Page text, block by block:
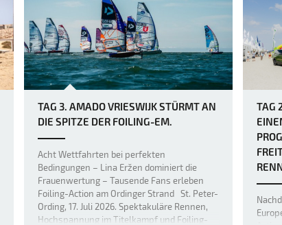
Bereich möglich ist. Bereits gestern war das
Niveau unglaublich hoch, doch über Na…
TAG 3. AMADO VRIESWIJK STÜRMT AN
DIE SPITZE DER FOILING-EM.
Acht Wettfahrten bei perfekten
Bedingungen – Lina Eržen dominiert die
Frauenwertung – Tausende Fans erleben
Foiling-Action am Ordinger Strand St. Peter-
Ording, 17. Juli 2026. Spektakuläre Rennen,
Hochspannung im Titelkampf und Foiling-
TAG